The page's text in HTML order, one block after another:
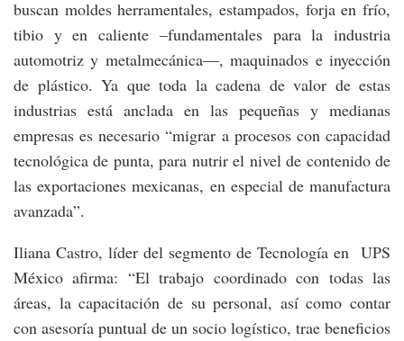
buscan moldes herramentales, estampados, forja en frío,
tibio y en caliente –fundamentales para la industria
automotriz y metalmecánica—, maquinados e inyección
de plástico. Ya que toda la cadena de valor de estas
industrias está anclada en las pequeñas y medianas
empresas es necesario “migrar a procesos con capacidad
tecnológica de punta, para nutrir el nivel de contenido de
las exportaciones mexicanas, en especial de manufactura
avanzada”.
Iliana Castro, líder del segmento de Tecnología en UPS
México afirma: “El trabajo coordinado con todas las
áreas, la capacitación de su personal, así como contar
con asesoría puntual de un socio logístico, trae beneficios